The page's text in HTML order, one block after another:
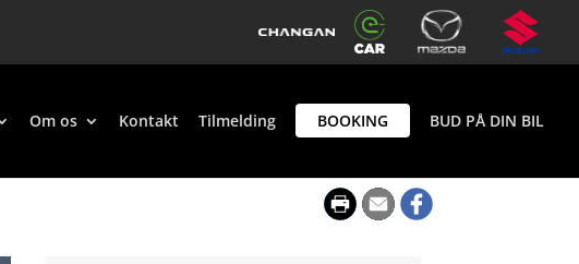
Om os Kontakt Tilmelding BOOKING BUD PÅ DIN BIL